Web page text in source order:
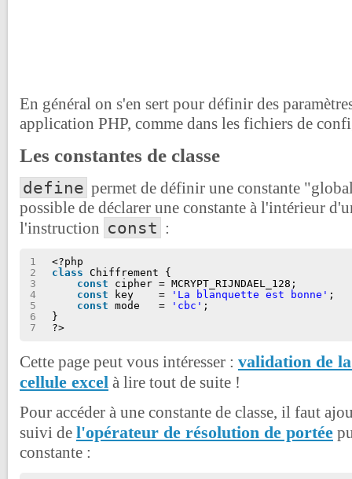
En général on s'en sert pour définir des
application PHP, comme dans les fichiers de
Les constantes de classe
define permet de définir une constante
possible de déclarer une constante à l'intérieur
l'instruction const :
1
2
3
4
5
6
7
<?php
class
Chiffrement {
const
cipher = MCRYPT_RIJNDAEL_128;
const
key    = 'La blanquette est bonne' ;
const
mode   = 'cbc' ;
}
?>
Cette page peut vous intéresser : validation de
cellule excel à lire tout de suite !
Pour accéder à une constante de classe, il faut
suivi de l'opérateur de résolution de portée
constante :